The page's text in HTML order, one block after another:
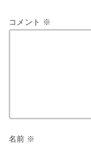
コメント ※
名前 ※